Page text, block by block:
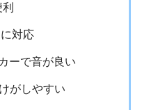
対応
ーで音が良い
がしやすい